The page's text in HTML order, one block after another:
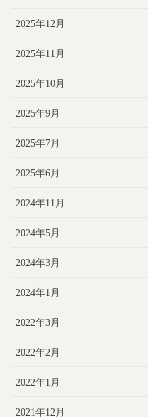
2025年12月
2025年11月
2025年10月
2025年9月
2025年7月
2025年6月
2024年11月
2024年5月
2024年3月
2024年1月
2022年3月
2022年2月
2022年1月
2021年12月